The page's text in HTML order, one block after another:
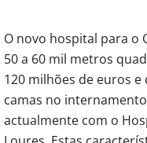
O novo hospital para o
50 a 60 mil metros
120 milhões de euros
camas no
actualmente com o